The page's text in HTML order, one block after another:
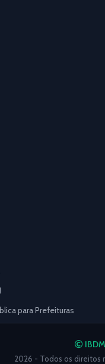
para Prefeituras
2026 - Todos os direitos